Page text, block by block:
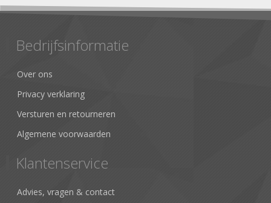
Bedrijfsinformatie
Over ons
Privacy verklaring
Versturen en retourneren
Algemene voorwaarden
Klantenservice
Advies, vragen & contact